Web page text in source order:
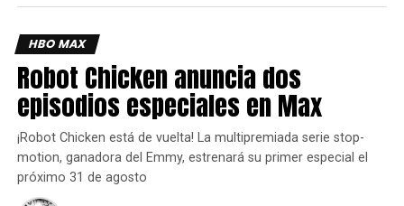
Inspirado en la marca oficial del torneo, ambos
dispositivos combinan elementos icónicos del fútbol con
la artesanía característica de Motorola, lo que da como
resultado productos premium y profundamente arraigados
en la cultura del juego.
Es una colección creada para aquellos que viven para la
patada inicial, se alimentan de la energía del día del
HBO MAX
Robot Chicken anuncia dos
episodios especiales en Max
¡Robot Chicken está de vuelta! La multipremiada serie stop-
motion, ganadora del Emmy, estrenará su primer especial el
próximo 31 de agosto